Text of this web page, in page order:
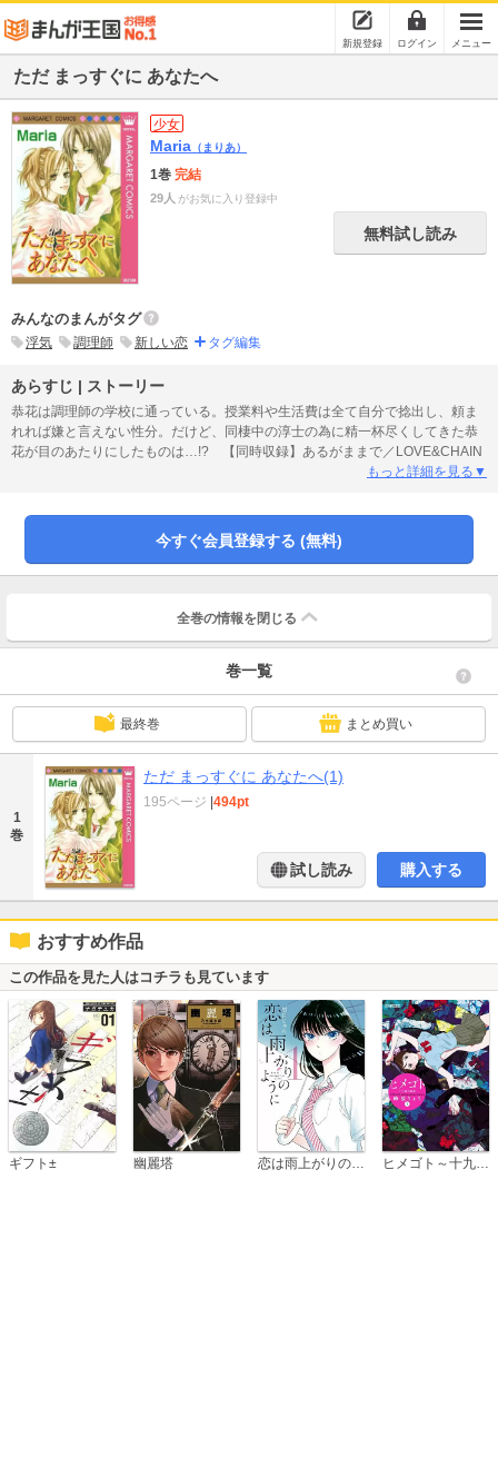
新規登録 ログイン メニュー
ただ まっすぐに あなたへ
少女
Maria （まりあ）
1巻 完結
29人 がお気に入り登録中
無料試し読み
みんなのまんがタグ
浮気 調理師 新しい恋 タグ編集
あらすじ | ストーリー
恭花は調理師の学校に通っている。授業料や生活費は全て自分で捻出し、頼ま
れれば嫌と言えない性分。だけど、同棲中の淳士の為に精一杯尽くしてきた恭
花が目のあたりにしたものは…!? 【同時収録】あるがままで／LOVE&CHAIN
もっと詳細を見る▼
今すぐ会員登録する (無料)
全巻の情報を 閉じる
巻一覧
最終巻 まとめ買い
1
巻
ただ まっすぐに あなたへ(1)
195ページ 494pt
試し読み 購入する
おすすめ作品
この作品を見た人はコチラも見ています
ギフト± 幽麗塔 恋は雨上がりのように ヒメゴト～十九歳の制服～